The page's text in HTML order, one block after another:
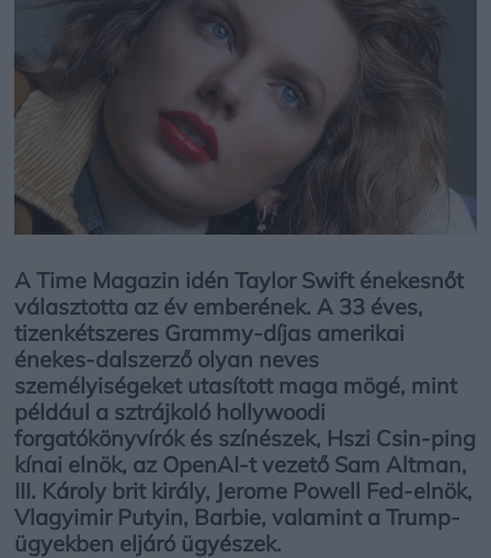
A Time Magazin idén Taylor Swift énekesnőt
választotta az év emberének. A 33 éves,
tizenkétszeres Grammy-díjas amerikai
énekes-dalszerző olyan neves
személyiségeket utasított maga mögé, mint
például a sztrájkoló hollywoodi
forgatókönyvírók és színészek, Hszi Csin-ping
kínai elnök, az OpenAI-t vezető Sam Altman,
III. Károly brit király, Jerome Powell Fed-elnök,
Vlagyimir Putyin, Barbie, valamint a Trump-
ügyekben eljáró ügyészek.